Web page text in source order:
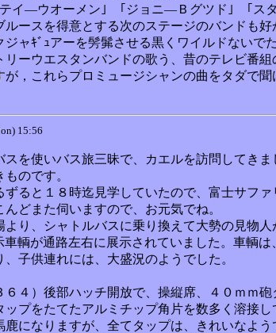
イ―ウオーメン｣ ｢ジョニ―Ｂグツド｣ ｢スタ
ースを得意とする次のステージのバンドも
ャｷﾞｭアーを髣髴させる黒くワイルドないで
ーウエスタンバンドの歌う、昔のテレビ番
，これらプロミュージシャンの曲をタダで
15:56
を使いバス旅三昧で、カエルを訪問してき
のです。
ると１８時迄見学していたので、富士サフ
どまた伺いますので、お元気でね。
り、シャトルバスに乗り換えて大勢の見物
輌が通路左右に展示されていました。車輌
子供連れには、大盛況のようでした。
）後部ハッチ開放で、操縦席、４０ｍｍ砲
プをたてたアルミチップ角片を数多く溶接
になりますが、全てタップは、きれいなよ